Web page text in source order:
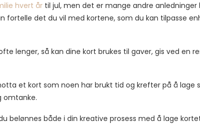
hvert år til jul, men det er mange andre anledninger
fortelle det du vil med kortene, som du kan tilpasse
lenger, så kan dine kort brukes til gaver, gis ved en
et kort som noen har brukt tid og krefter på å lage
omtanke.
belønnes både i din kreative prosess med å lage